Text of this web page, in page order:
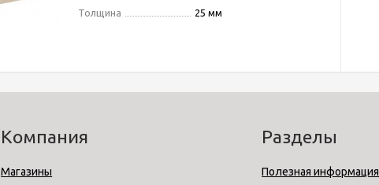
Толщина
25 мм
Компания
Магазины
Разделы
Полезная информация